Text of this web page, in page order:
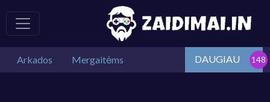
Arkados Mergaitėms DAUGIAU